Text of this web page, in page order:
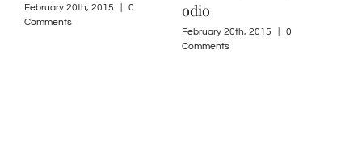
February 20th, 2015
0
Comments
odio
February 20th, 2015
0
Comments